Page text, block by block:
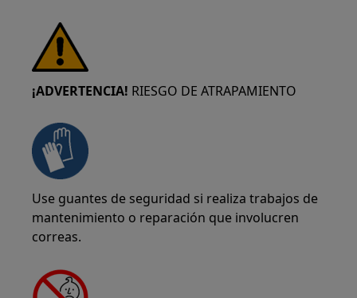
¡ADVERTENCIA! RIESGO DE ATRAPAMIENTO
Use guantes de seguridad si realiza trabajos de
mantenimiento o reparación que involucren
correas.